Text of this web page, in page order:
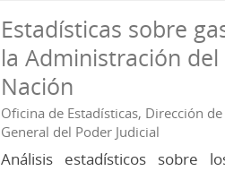
Estadísticas sobre
la Administración del
Nación
Oficina de Estadísticas, Dirección
General del Poder Judicial
Análisis estadísticos sobre